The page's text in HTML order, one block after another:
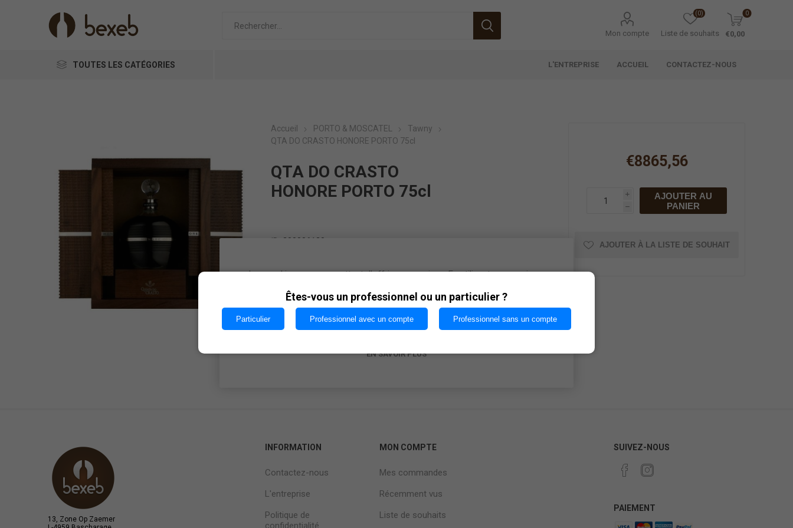
Mon compte Liste de souhaits
(0) 0
€0,00
TOUTES LES CATÉGORIES L'ENTREPRISE ACCUEIL CONTACTEZ-NOUS
Accueil PORTO & MOSCATEL
Tawny
QTA DO CRASTO HONORE PORTO 75cl
QTA DO CRASTO
HONORE PORTO 75cl
ID:
200006120
€8865,56
i
h
AJOUTER AU
PANIER
AJOUTER À LA LISTE DE SOUHAIT
13, Zone Op Zaemer
INFORMATION
Contactez-nous
L'entreprise
Politique de
confidentialité
MON COMPTE
Mes commandes
Récemment vus
Liste de souhaits
SUIVEZ-NOUS
PAIEMENT
Les cookies nous permettent d'offrir nos services. En utilisant nos services,
OK
EN SAVOIR PLUS
Êtes-vous un professionnel ou un particulier ?
Particulier Professionnel avec un compte Professionnel sans un compte